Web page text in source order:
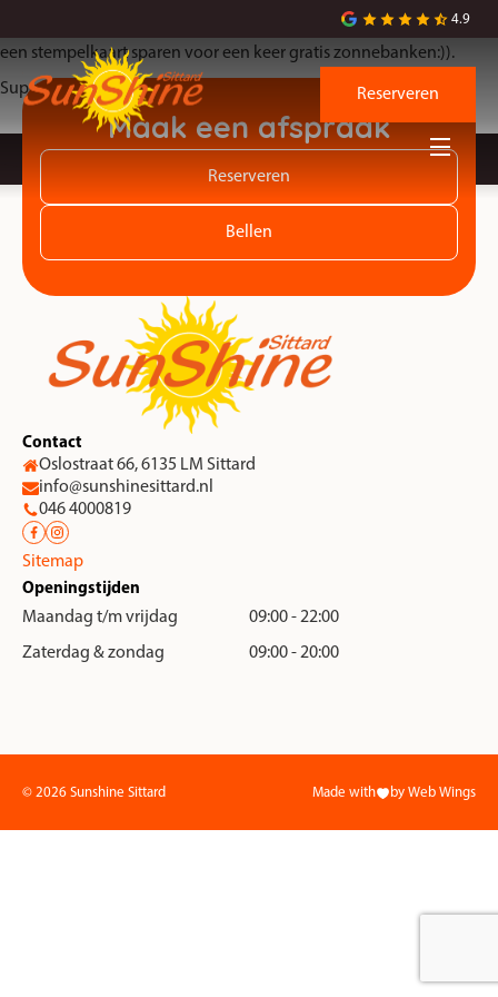
4.9
Reserveren
ShunShine altijd vriendelijke mensen, een goede prijs , je kan via
een stempelkaart sparen voor een keer gratis zonnebanken:)).
Super hygiënisch ,zeer aan te bevelen
Maak een afspraak
Reserveren
Bellen
Contact
Oslostraat 66, 6135 LM Sittard
info@sunshinesittard.nl
046 4000819
Sitemap
Openingstijden
Maandag t/m vrijdag
Zaterdag & zondag
09:00 - 22:00
09:00 - 20:00
© 2026 Sunshine Sittard Made with by Web Wings